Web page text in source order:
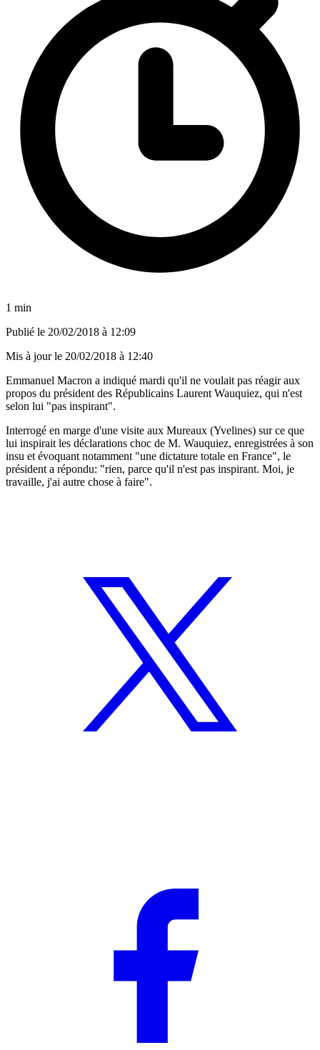
1 min
Publié le 20/02/2018 à 12:09
Mis à jour le 20/02/2018 à 12:40
Emmanuel Macron a indiqué mardi qu'il ne voulait pas réagir aux
propos du président des Républicains Laurent Wauquiez, qui n'est
selon lui "pas inspirant".
Interrogé en marge d'une visite aux Mureaux (Yvelines) sur ce que
lui inspirait les déclarations choc de M. Wauquiez, enregistrées à son
insu et évoquant notamment "une dictature totale en France", le
président a répondu: "rien, parce qu'il n'est pas inspirant. Moi, je
travaille, j'ai autre chose à faire".